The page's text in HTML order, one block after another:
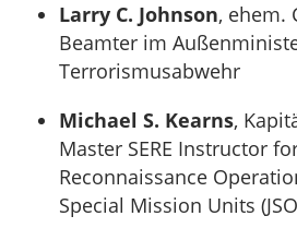
Larry C. Johnson, ehem.
Beamter im
Terrorismusabwehr
Michael S. Kearns,
Master SERE Instructor
Reconnaissance
Special Mission Units